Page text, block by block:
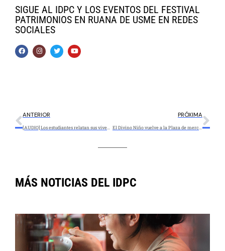
SIGUE AL IDPC Y LOS EVENTOS DEL FESTIVAL
PATRIMONIOS EN RUANA DE USME EN REDES
SOCIALES
ANTERIOR PRÓXIMA
MÁS NOTICIAS DEL IDPC